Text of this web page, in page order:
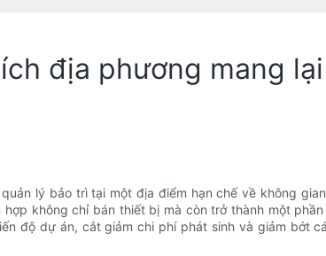
địa phương mang
lý bảo trì tại một địa điểm hạn chế về không
không chỉ bán thiết bị mà còn trở thành một phần
độ dự án, cắt giảm chi phí phát sinh và giảm bớt